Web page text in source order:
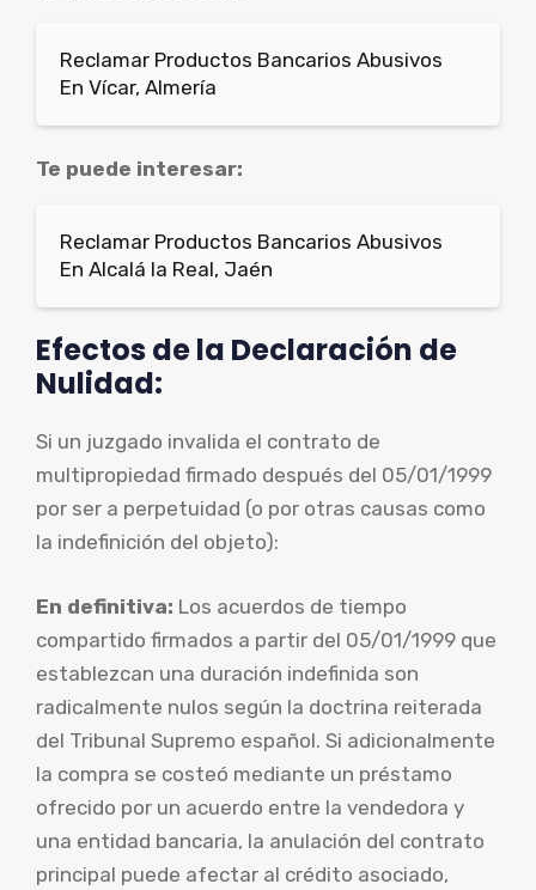
Reclamar Productos Bancarios Abusivos
En Vícar, Almería
Te puede interesar:
Reclamar Productos Bancarios Abusivos
En Alcalá la Real, Jaén
Efectos de la Declaración de
Nulidad:
Si un juzgado invalida el contrato de
multipropiedad firmado después del 05/01/1999
por ser a perpetuidad (o por otras causas como
la indefinición del objeto):
En definitiva: Los acuerdos de tiempo
compartido firmados a partir del 05/01/1999 que
establezcan una duración indefinida son
radicalmente nulos según la doctrina reiterada
del Tribunal Supremo español. Si adicionalmente
la compra se costeó mediante un préstamo
ofrecido por un acuerdo entre la vendedora y
una entidad bancaria, la anulación del contrato
principal puede afectar al crédito asociado,